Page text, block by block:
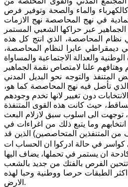
والماء والصحة وتوفير فرص
في نهج المحاصصة نهج الازمات
عبر حراكها الشعبي المستمر
نظام المحاصصة، الذي انتج كل هذه
ديمقراطي عابرا لنظام المحاصصة،
علنا لامتصاص نقمة الجماهير
والتوجه نحو البديل المدني
الذي تأصل فيه نهج المحاصصة كما هو،
دون تغيير لانها تخدم وجودهم
حيث كانت هذه القوى المتنفذة
توجهت الى اسلوب سبق لازلام البعث
وما يتبع ذلك من اغراءات في
من المتنفذين المتحاصصين) الذين قد
ان يستمر في تحملها، يضاف اليها
الفرص بالفتك من جديد بالشعب
الطبقات حرصا ووطنية وحبا لهذه
الارض.